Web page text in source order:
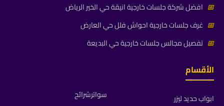
📅 افضل شركة جلسات خارجية انيقة حي الخير الرياض
📅 غرف جلسات خارجية احواش فلل حي العارض
📅 تفصيل مجالس جلسات خارجية حي البديعة
الأقسام
ابواب حديد ليزر
سواترشرائح